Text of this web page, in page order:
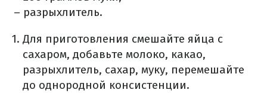
– разрыхлитель.
Для приготовления смешайте яйца с
сахаром, добавьте молоко, какао,
разрыхлитель, сахар, муку, перемешайте
до однородной консистенции.